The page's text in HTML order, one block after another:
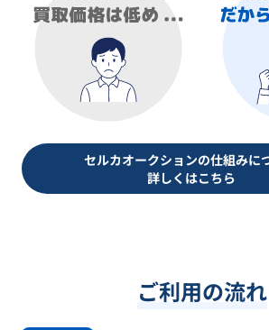
セルカオークションの仕組みに
詳しくはこちら
ご利用の流れ